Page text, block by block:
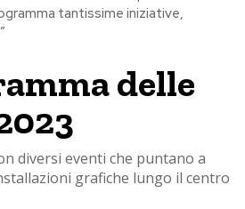
tantissime iniziative,
delle
diversi eventi che puntano a
grafiche lungo il centro